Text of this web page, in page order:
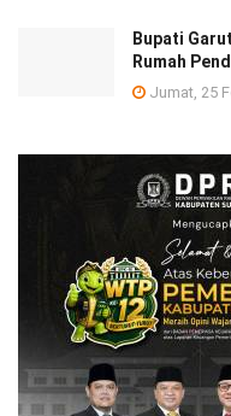
Bupati
Rumah
Jumat, 25